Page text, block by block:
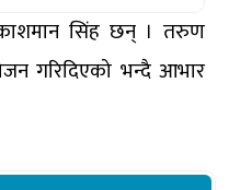
सिंह छन् । तरुण
गरिदिएको भन्दै आभार